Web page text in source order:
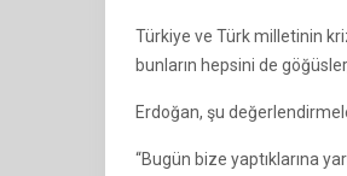
Türkiye ve Türk milletinin
bunların hepsini de
Erdoğan, şu
“Bugün bize yaptıklarına